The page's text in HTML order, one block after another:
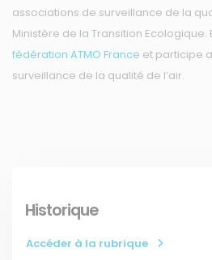
associations de surveillance de la
Ministère de la Transition Ecologique.
fédération ATMO France et participe
surveillance de la qualité de l’air.
Historique
Accéder à la rubrique